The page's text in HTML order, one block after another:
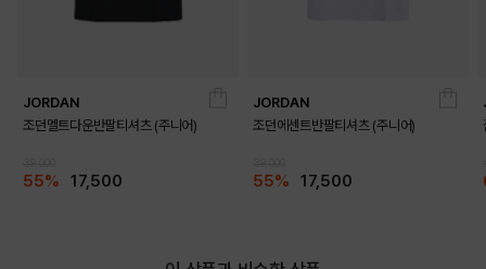
JORDAN
조던멜트다운반팔티셔츠 (주니어)
55% 17,500
JORDAN
조던에센트반팔티셔츠 (주니어)
55% 17,500